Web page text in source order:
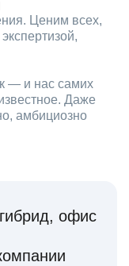
Ценим всех,
— и нас самих
Даже
амбициозно
офис